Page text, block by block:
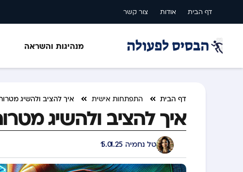
דף הבית אודות צור קשר
מנהיגות והשראה
דף הבית התפתחות אישית איך להציב ולהשיג
איך להציב ולהשיג
טל נחמיה 15.01.25